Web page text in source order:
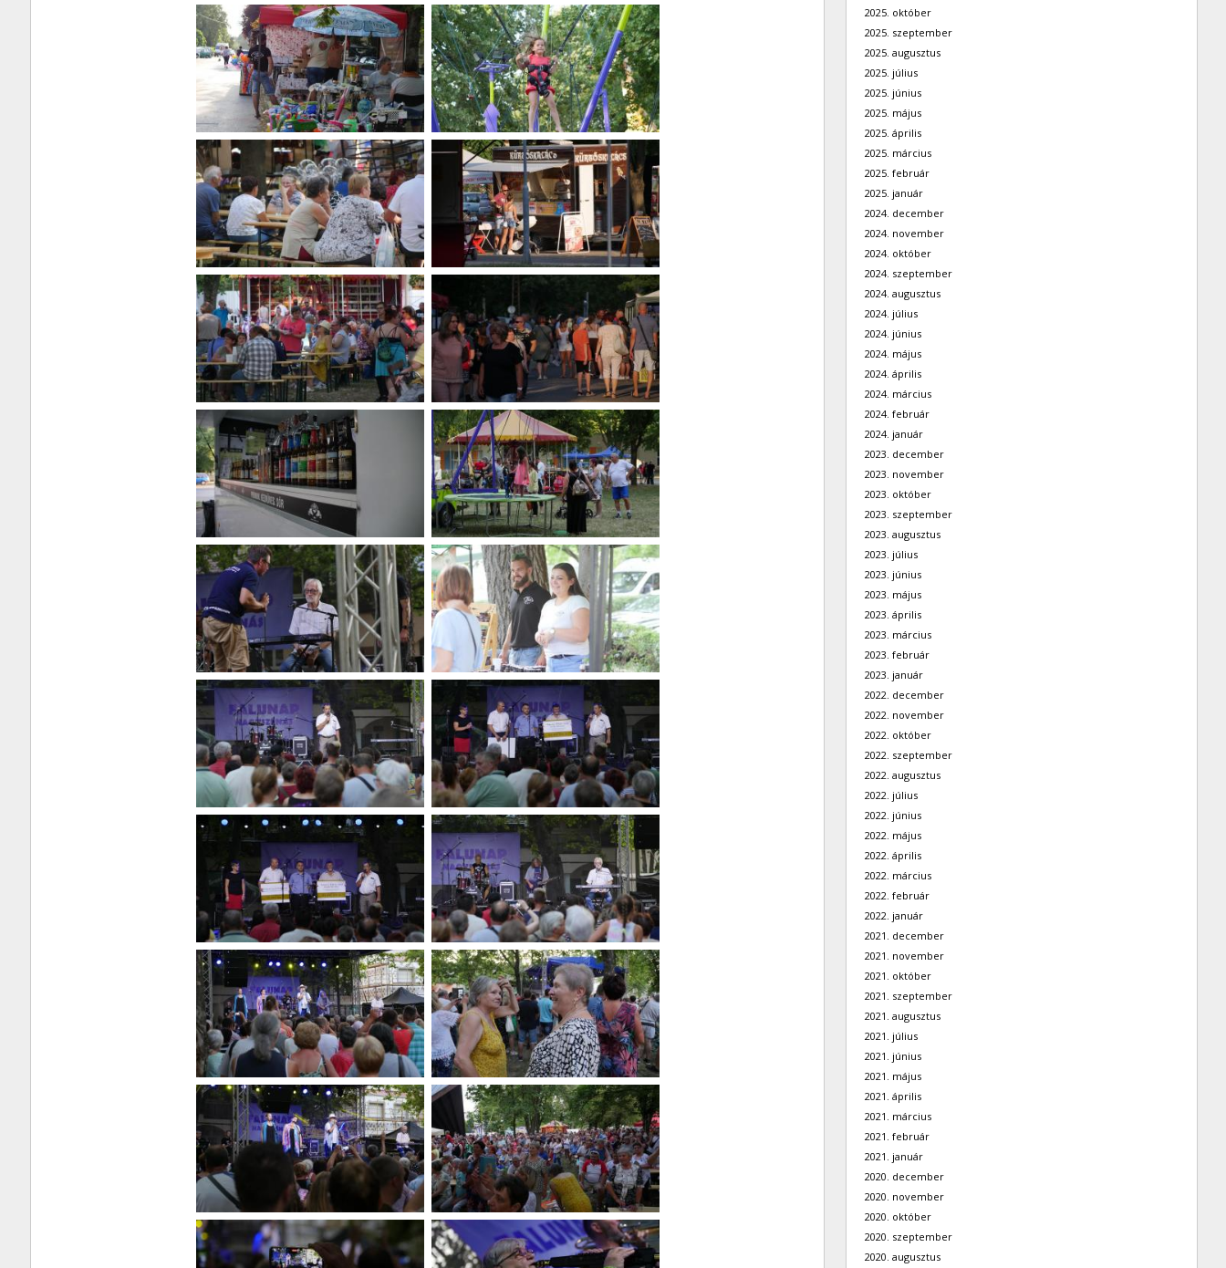
2025. október
2025. szeptember
2025. augusztus
2025. július
2025. június
2025. május
2025. április
2025. március
2025. február
2025. január
2024. december
2024. november
2024. október
2024. szeptember
2024. augusztus
2024. július
2024. június
2024. május
2024. április
2024. március
2024. február
2024. január
2023. december
2023. november
2023. október
2023. szeptember
2023. augusztus
2023. július
2023. június
2023. május
2023. április
2023. március
2023. február
2023. január
2022. december
2022. november
2022. október
2022. szeptember
2022. augusztus
2022. július
2022. június
2022. május
2022. április
2022. március
2022. február
2022. január
2021. december
2021. november
2021. október
2021. szeptember
2021. augusztus
2021. július
2021. június
2021. május
2021. április
2021. március
2021. február
2021. január
2020. december
2020. november
2020. október
2020. szeptember
2020. augusztus